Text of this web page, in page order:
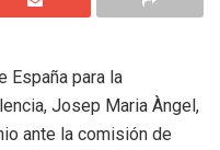
España para la
Josep Maria Àngel,
ante la comisión de